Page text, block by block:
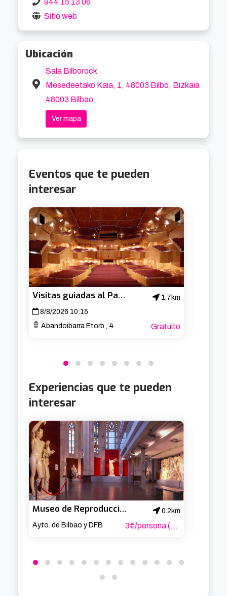
944 15 13 06
Sitio web
Ubicación
Sala Bilborock
Mesedeetako Kaia, 1, 48003 Bilbo, Bizkaia
48003 Bilbao
Ver mapa
Eventos que te pueden
interesar
Visitas guiadas al Palacio Euskalduna
1.7km
8/8/2026 10:15
Abandoibarra Etorb., 4
Gratuito
Experiencias que te pueden
interesar
Museo de Reproducciones de Bilbao
0.2km
Ayto. de Bilbao y DFB
3€/persona (Consultar precios especiales)